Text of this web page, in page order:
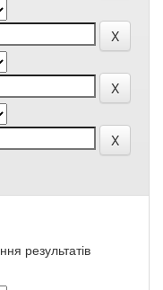
результатів